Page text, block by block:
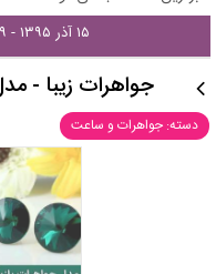
۱۵ آذر ۱۳۹۵ - ۰۶:۴۹
جواهرات زیبا -
دسته: جواهرات و ساعت